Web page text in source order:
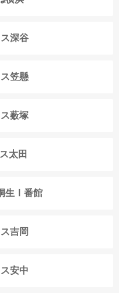
深谷
笠懸
薮塚
太田
生Ⅰ番館
吉岡
安中